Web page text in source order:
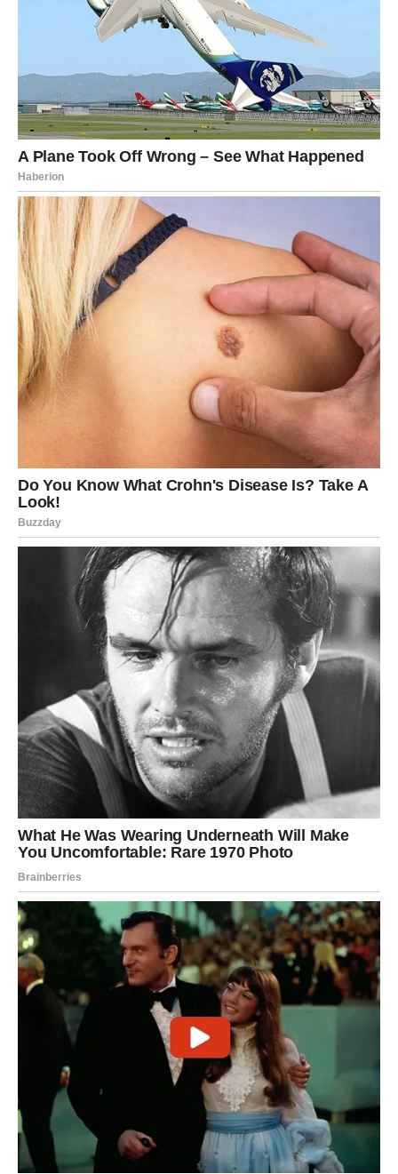
osećanja. Ono što ste pokušavali da ignorišete sada
postaje nemoguće sakriti.
Partner želi više zajedničkog vremena i pažnje. Ako to
pružite, odnos može postati mnogo kvalitetniji.
Slobodni Strelčevi imaju veliku šansu za poznanstvo
tokom putovanja, izlaska ili preko prijatelja.
Veče donosi osećaj da je sudbina konačno počela da radi
u vašu korist.
Jarac
Jarčevi će danas shvatiti da ljubav nije pitanje kontrole
već poverenja. Upravo će to biti najveća lekcija ovog
dana.
Ako ste zauzeti, partner će pokazati koliko mu značite
Slobodni Jarčevi mogli bi neočekivano da obnove kontakt
sa osobom koja nikada nije prestala da misli na njih.
Ako poslušate srce umesto straha, pred vama može biti
početak najlepše ljubavne priče.
Vodolija
Vodolije danas dobijaju priliku da zatvore jedno teško
poglavlje. Ono što vas je dugo bolelo konačno ostaje iza
vas.
Partner će pokazati više razumevanja nego što ste
očekivali. To će vratiti sigurnost u odnos.
Slobodne Vodolije privlače osobu potpuno drugačiju od
svih koje su do sada upoznale. Upravo ta različitost
postaće najveća prednost.
Nemojte odbaciti nekoga samo zato što nije ono što ste
zamišljali.
Ribe
Ribe danas mogu doživeti jedno od najlepših emotivnih
iznenađenja u poslednje vreme. Univerzum vas
nagrađuje za strpljenje i dobrotu.
Partner će vas obradovati gestom koja će vam pokazati